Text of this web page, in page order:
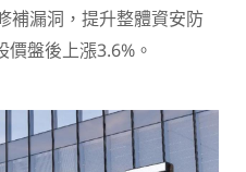
補漏洞，提升整體資安防
盤後上漲3.6%。